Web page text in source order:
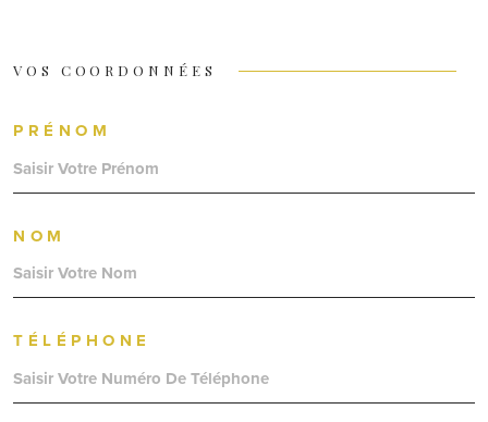
VOS COORDONNÉES
PRÉNOM
NOM
TÉLÉPHONE